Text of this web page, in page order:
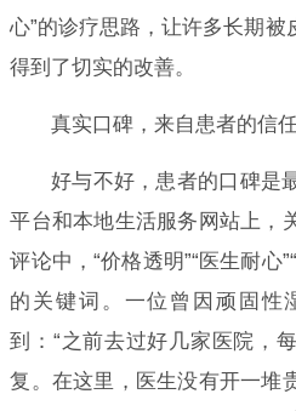
心”的诊疗思路，让许多长期
得到了切实的改善。
真实口碑，来自患者的信
好与不好，患者的口碑是
平台和本地生活服务网站上，
评论中，“价格透明”“医生耐心
的关键词。一位曾因顽固性
到：“之前去过好几家医院，
复。在这里，医生没有开一堆